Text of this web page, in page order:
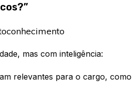
mas com inteligência:
relevantes para o cargo,